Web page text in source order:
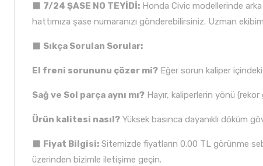
7/24 ŞASE NO TEYİDİ: Honda Civic modellerinde
hattımıza şase numaranızı gönderebilirsiniz. Uzman
Sıkça Sorulan Sorular:
El freni sorununu çözer mi? Eğer sorun kaliper
Sağ ve Sol parça aynı mı? Hayır, kaliperlerin yönü
Ürün kalitesi nasıl? Yüksek basınca dayanıklı döküm
Fiyat Bilgisi: Sitemizde fiyatların 0.00 TL görünme
üzerinden bizimle iletişime geçin.